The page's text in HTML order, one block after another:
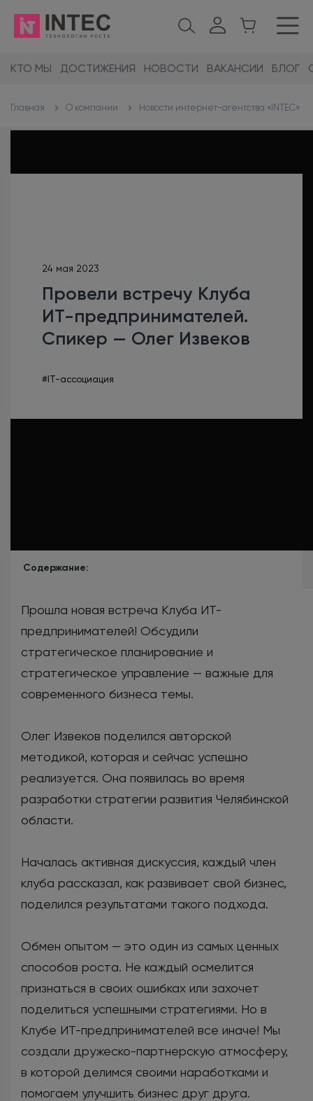
КТО МЫ ДОСТИЖЕНИЯ НОВОСТИ ВАКАНСИИ БЛОГ
Главная О компании Новости интернет-агентства «INTEC»
24 мая 2023
Провели встречу Клуба
ИТ-предпринимателей.
Спикер — Олег Извеков
#IT-ассоциация
Содержание:
Прошла новая встреча Клуба ИТ-
предпринимателей! Обсудили
стратегическое планирование и
стратегическое управление — важные для
современного бизнеса темы.
Олег Извеков поделился авторской
методикой, которая и сейчас успешно
реализуется. Она появилась во время
разработки стратегии развития Челябинской
области.
Началась активная дискуссия, каждый член
клуба рассказал, как развивает свой бизнес,
поделился результатами такого подхода.
Обмен опытом — это один из самых ценных
способов роста. Не каждый осмелится
признаться в своих ошибках или захочет
поделиться успешными стратегиями. Но в
Клубе ИТ-предпринимателей все иначе! Мы
создали дружеско-партнерскую атмосферу,
в которой делимся своими наработками и
помогаем улучшить бизнес друг друга.